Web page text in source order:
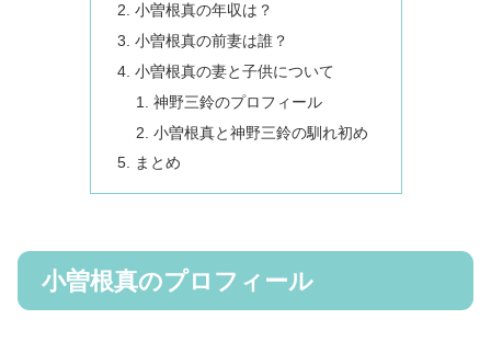
小曽根真の年収は？
小曽根真の前妻は誰？
小曽根真の妻と子供について
神野三鈴のプロフィール
小曽根真と神野三鈴の馴れ初め
まとめ
小曽根真のプロフィール